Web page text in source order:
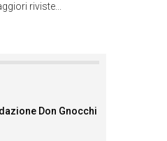
riviste...
Don Gnocchi